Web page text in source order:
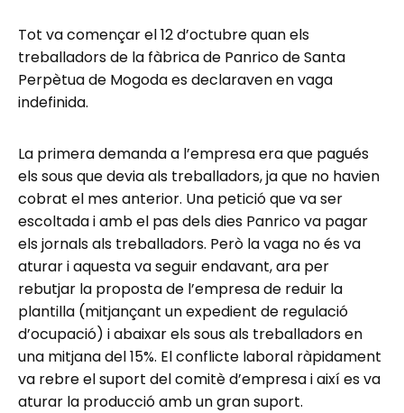
Tot va començar el 12 d’octubre quan els
treballadors de la fàbrica de Panrico de Santa
Perpètua de Mogoda es declaraven en vaga
indefinida.
La primera demanda a l’empresa era que pagués
els sous que devia als treballadors, ja que no havien
cobrat el mes anterior. Una petició que va ser
escoltada i amb el pas dels dies Panrico va pagar
els jornals als treballadors. Però la vaga no és va
aturar i aquesta va seguir endavant, ara per
rebutjar la proposta de l’empresa de reduir la
plantilla (mitjançant un expedient de regulació
d’ocupació) i abaixar els sous als treballadors en
una mitjana del 15%. El conflicte laboral ràpidament
va rebre el suport del comitè d’empresa i així es va
aturar la producció amb un gran suport.